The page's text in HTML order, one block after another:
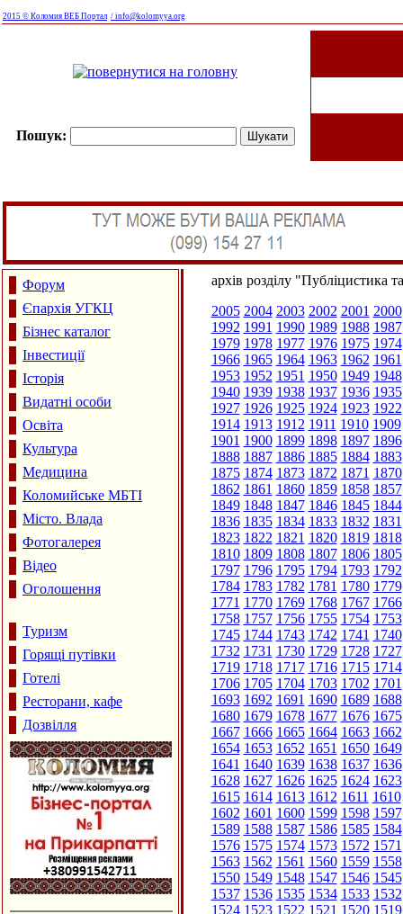
2015 © Коломия ВЕБ Портал / info@kolomyya.org
Пошук:
Форум
Єпархія УГКЦ
Бізнес каталог
Інвестиції
Історія
Видатні особи
Освіта
Культура
Медицина
Коломийське МБТІ
Місто. Влада
Фотогалерея
Відео
Оголошення
Туризм
Горящі путівки
Готелі
Ресторани, кафе
Дозвілля
архів розділу "Публіцистика
2005 2004 2003 2002 2001 2000
1992 1991 1990 1989 1988 1987
1979 1978 1977 1976 1975 1974
1966 1965 1964 1963 1962 1961
1953 1952 1951 1950 1949 1948
1940 1939 1938 1937 1936 1935
1927 1926 1925 1924 1923 1922
1914 1913 1912 1911 1910 1909
1901 1900 1899 1898 1897 1896
1888 1887 1886 1885 1884 1883
1875 1874 1873 1872 1871 1870
1862 1861 1860 1859 1858 1857
1849 1848 1847 1846 1845 1844
1836 1835 1834 1833 1832 1831
1823 1822 1821 1820 1819 1818
1810 1809 1808 1807 1806 1805
1797 1796 1795 1794 1793 1792
1784 1783 1782 1781 1780 1779
1771 1770 1769 1768 1767 1766
1758 1757 1756 1755 1754 1753
1745 1744 1743 1742 1741 1740
1732 1731 1730 1729 1728 1727
1719 1718 1717 1716 1715 1714
1706 1705 1704 1703 1702 1701
1693 1692 1691 1690 1689 1688
1680 1679 1678 1677 1676 1675
1667 1666 1665 1664 1663 1662
1654 1653 1652 1651 1650 1649
1641 1640 1639 1638 1637 1636
1628 1627 1626 1625 1624 1623
1615 1614 1613 1612 1611 1610
1602 1601 1600 1599 1598 1597
1589 1588 1587 1586 1585 1584
1576 1575 1574 1573 1572 1571
1563 1562 1561 1560 1559 1558
1550 1549 1548 1547 1546 1545
1537 1536 1535 1534 1533 1532
1524 1523 1522 1521 1520 1519